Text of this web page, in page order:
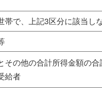
で、上記3区分に該当し
その他の合計所得金額の
給者